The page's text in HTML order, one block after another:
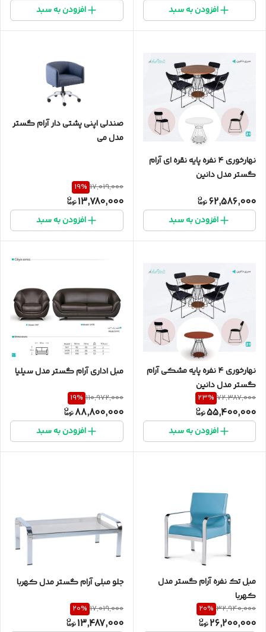
افزودن به سبد افزودن به سبد
نهارخوری ۴ نفره پایه نقره ای آرام
گستر مدل دانین
62,586,000
افزودن به سبد
صندلی اپنی پشتی دار آرام گستر
مدل می
17,019,000
19%
13,780,000
افزودن به سبد
نهارخوری ۴ نفره پایه مشکی آرام
گستر مدل دانین
72,387,000
23%
55,400,000
افزودن به سبد
مبل اداری آرام گستر مدل سیلیا
110,972,000
19%
88,800,000
افزودن به سبد
مبل تک نفره آرام گستر مدل
کهربا
32,940,000
20%
26,200,000
جلو مبلی آرام گستر مدل کهربا
17,019,000
20%
13,487,000